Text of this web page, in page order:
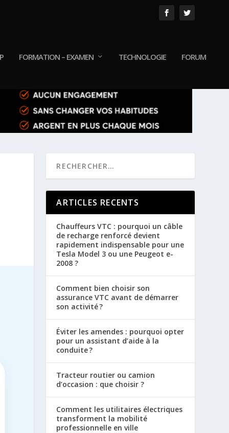
FORMATION – EXAMEN TECHNOLOGIE FORUM
ARTICLES RECENTS
Chauffeurs VTC : pourquoi un câble
de recharge renforcé devient
rapidement indispensable pour une
Tesla Model 3 ou une Peugeot e-
2008 ?
Comment bien choisir son
assurance VTC avant de démarrer
son activité ?
Éviter les amendes : pourquoi opter
pour un assistant d’aide à la
conduite ?
Tracteur routier ou camion
d’occasion : que choisir ?
Comment les utilitaires électriques
transforment la mobilité
professionnelle en ville